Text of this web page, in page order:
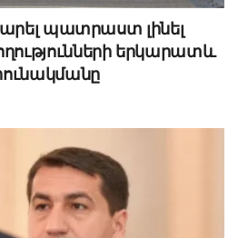
արել պատրաստ լինել
երկարատև